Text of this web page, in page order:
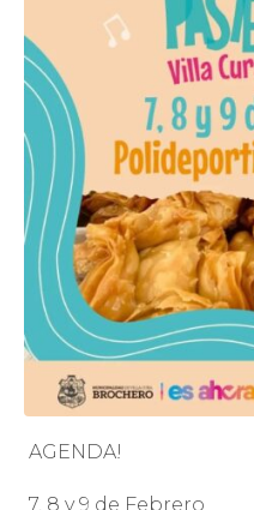
AGENDA!
7, 8 y 9 de Febrero